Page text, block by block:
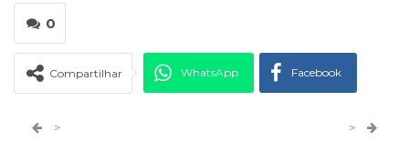
0
Compartilhar WhatsApp Facebook
> >